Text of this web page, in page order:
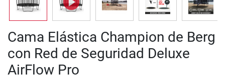
Cama Elástica Champion de Berg
con Red de Seguridad Deluxe
AirFlow Pro